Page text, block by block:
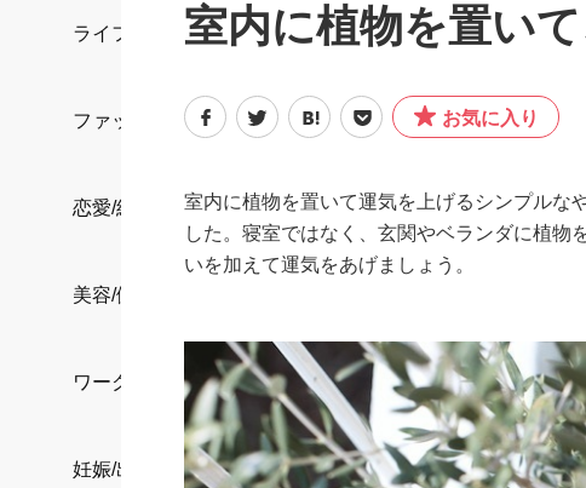
ライフスタイル
ファッション
恋愛/結婚/離婚
美容/健康
ワークスタイル
妊娠/出産/家族
室内に植物を置い
お気に入り
室内に植物を置いて運気を上げるシンプルな
した。寝室ではなく、玄関やベランダに植物
いを加えて運気をあげましょう。